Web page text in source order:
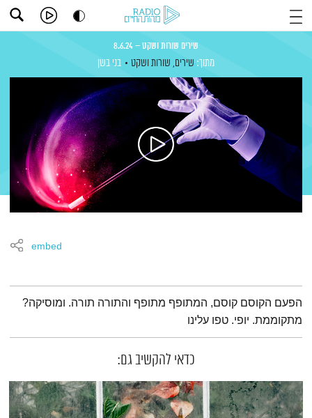
שירים שורות ושקט – 8.6.24
מתוך: שירים, שורות ושקט בני בשן
embed
תמצית הפודקאסט
הפעם הקוסם קוסם, המתופף מתופף והתורה תורה. ומוסיקה?
מתקוממת. יופי. טפו עלינו
כדאי להקשיב גם: